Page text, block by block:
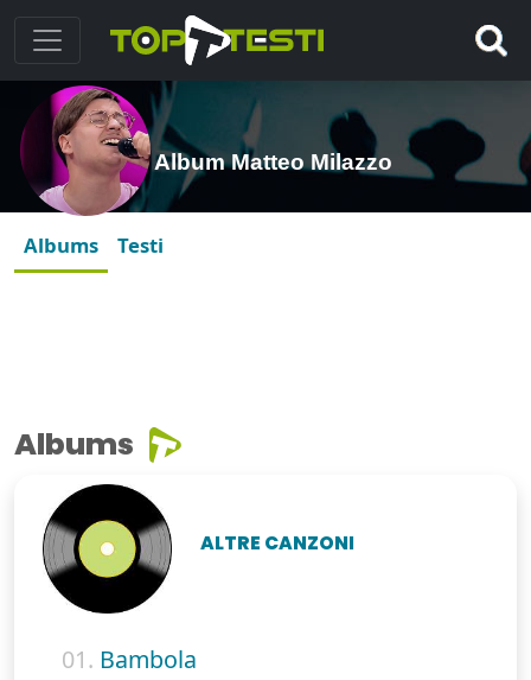
Album Matteo Milazzo
Albums Testi
Albums
ALTRE CANZONI
01. Bambola